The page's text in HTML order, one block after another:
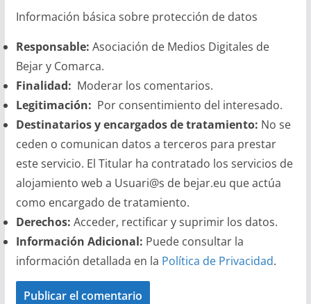
Información básica sobre protección de datos
Responsable: Asociación de Medios Digitales de
Bejar y Comarca.
Finalidad: Moderar los comentarios.
Legitimación: Por consentimiento del interesado.
Destinatarios y encargados de tratamiento: No se
ceden o comunican datos a terceros para prestar
este servicio. El Titular ha contratado los servicios de
alojamiento web a Usuari@s de bejar.eu que actúa
como encargado de tratamiento.
Derechos: Acceder, rectificar y suprimir los datos.
Información Adicional: Puede consultar la
información detallada en la Política de Privacidad.